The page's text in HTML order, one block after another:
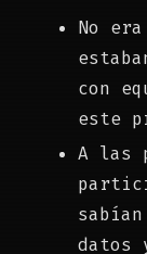
No era
con
este
A las
datos